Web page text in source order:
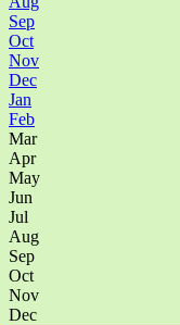
Sep
Oct
Nov
Dec
Jan
Feb
Mar
Apr
May
Jun
Jul
Aug
Sep
Oct
Nov
Dec